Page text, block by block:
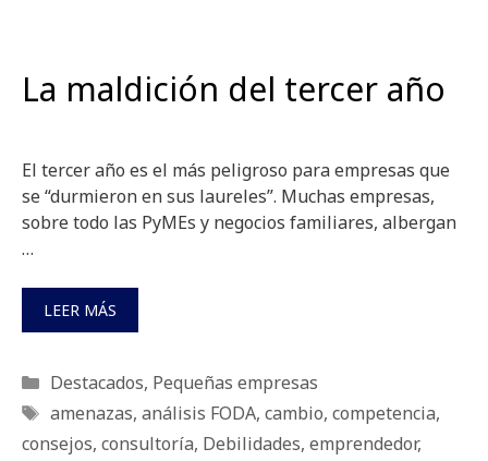
La maldición del tercer año
El tercer año es el más peligroso para empresas que
se “durmieron en sus laureles”. Muchas empresas,
sobre todo las PyMEs y negocios familiares, albergan
…
LEER MÁS
Categorías
Destacados, Pequeñas empresas
Etiquetas
amenazas, análisis FODA, cambio, competencia,
consejos, consultoría, Debilidades, emprendedor,